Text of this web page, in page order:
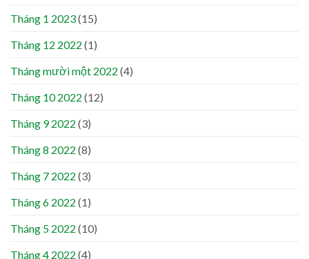
Tháng 1 2023(15)
Tháng 12 2022 (1)
Tháng mười một 2022 (4)
Tháng 10 2022 (12)
Tháng 9 2022 (3)
Tháng 8 2022 (8)
Tháng 7 2022 (3)
Tháng 6 2022 (1)
Tháng 5 2022 (10)
Tháng 4 2022 (4)